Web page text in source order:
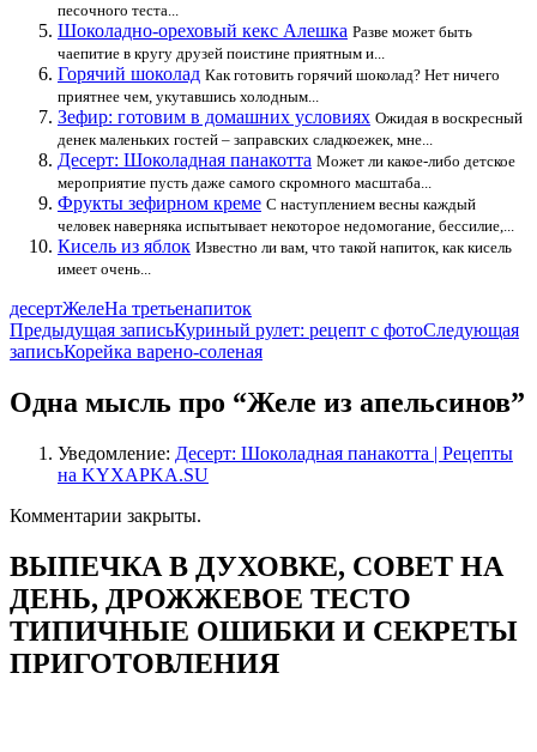
песочного теста...
Шоколадно-ореховый кекс Алешка Разве может быть
чаепитие в кругу друзей поистине приятным и...
Горячий шоколад Как готовить горячий шоколад? Нет ничего
приятнее чем, укутавшись холодным...
Зефир: готовим в домашних условиях Ожидая в воскресный
денек маленьких гостей – заправских сладкоежек, мне...
Десерт: Шоколадная панакотта Может ли какое-либо детское
мероприятие пусть даже самого скромного масштаба...
Фрукты зефирном креме С наступлением весны каждый
человек наверняка испытывает некоторое недомогание, бессилие,...
Кисель из яблок Известно ли вам, что такой напиток, как кисель
имеет очень...
десертЖелеНа третьенапиток
Навигация
по
записям
Предыдущая записьКуриный рулет: рецепт с фотоСледующая
записьКорейка варено-соленая
Одна мысль про “Желе из апельсинов”
Уведомление: Десерт: Шоколадная панакотта | Рецепты
на KYXAPKA.SU
Комментарии закрыты.
ВЫПЕЧКА В ДУХОВКЕ, СОВЕТ НА
ДЕНЬ, ДРОЖЖЕВОЕ ТЕСТО
ТИПИЧНЫЕ ОШИБКИ И СЕКРЕТЫ
ПРИГОТОВЛЕНИЯ